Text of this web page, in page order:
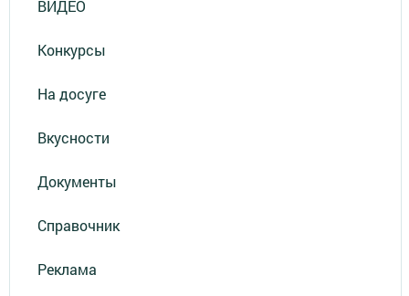
ВИДЕО
Конкурсы
На досуге
Вкусности
Документы
Справочник
Реклама